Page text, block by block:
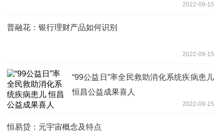
2022-09-15
普融花：银行理财产品如何识别
2022-09-15
“99公益日”率全民救助消化系统疾病患儿
恒昌公益成果喜人
2022-09-15
恒易贷：元宇宙概念及特点